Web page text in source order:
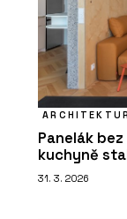
Panelák
kuchyně
31. 3. 2026